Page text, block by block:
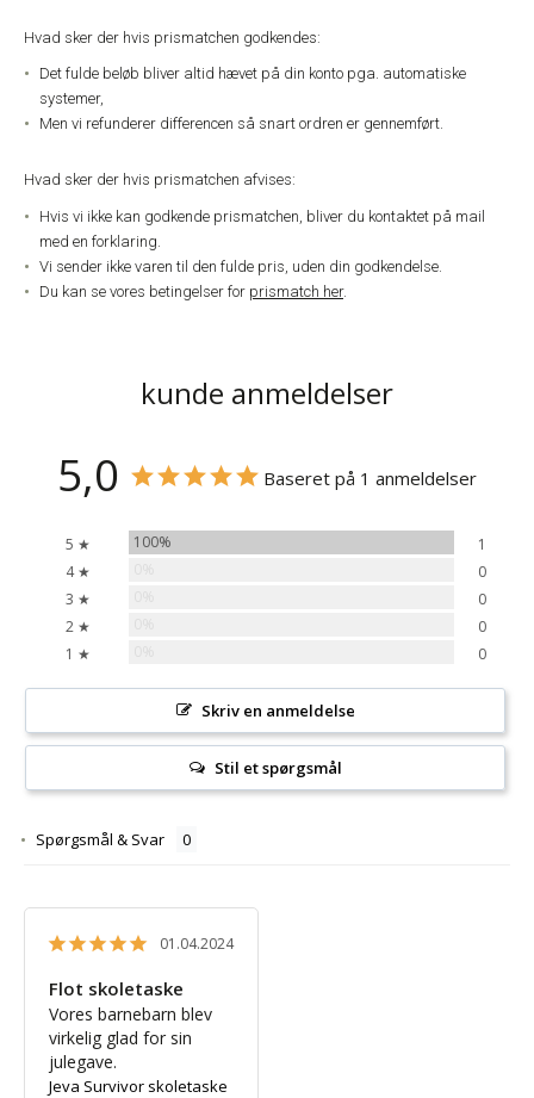
Hvad sker der hvis prismatchen godkendes:
Det fulde beløb bliver altid hævet på din konto pga. automatiske
systemer,
Men vi refunderer differencen så snart ordren er gennemført.
Hvad sker der hvis prismatchen afvises:
Hvis vi ikke kan godkende prismatchen, bliver du kontaktet på mail
med en forklaring.
Vi sender ikke varen til den fulde pris, uden din godkendelse.
Du kan se vores betingelser for prismatch her.
kunde anmeldelser
5,0 Baseret på 1 anmeldelser
5 ★ 100%
1
4 ★
0
3 ★
0
2 ★
0
1 ★
0
Skriv en anmeldelse
Stil et spørgsmål
Spørgsmål & Svar
01.04.2024
Flot skoletaske
Vores barnebarn blev
virkelig glad for sin
julegave.
Jeva Survivor skoletaske